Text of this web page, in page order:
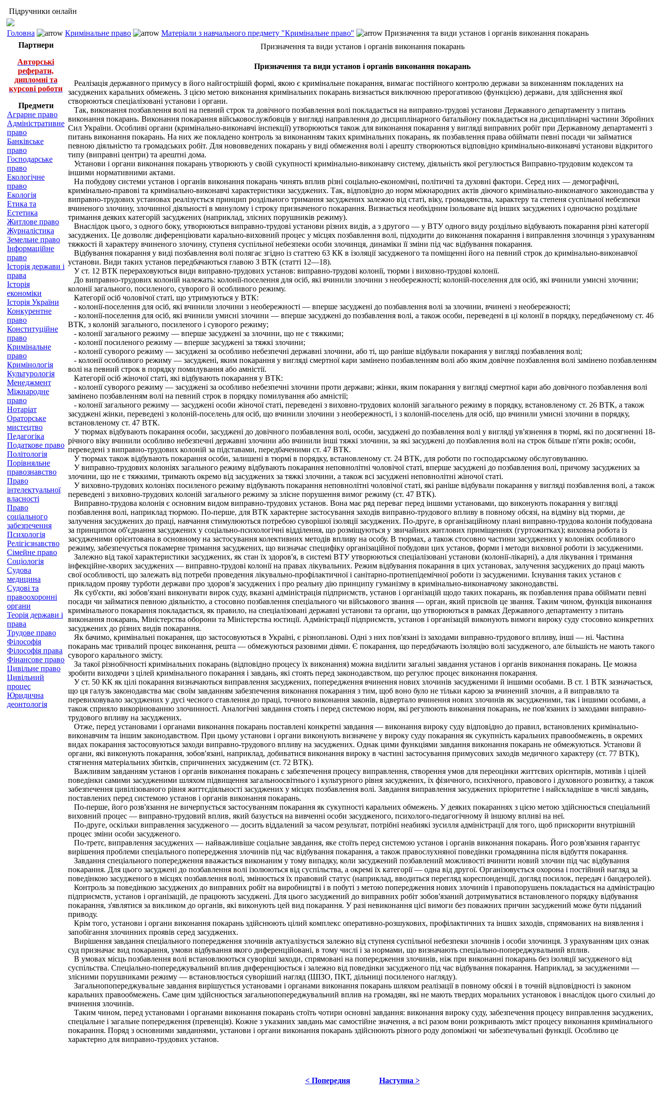
Підручники онлайн
Головна Кримінальне право Матеріали з навчального предмету "Кримінальне право"
Призначення та види установ і органів виконання покарань
Партнери
Авторські
реферати,
дипломні та
курсові роботи
Предмети
Аграрне право
Адміністративне
право
Банківське
право
Господарське
право
Екологічне
право
Екологія
Етика та
Естетика
Житлове право
Журналістика
Земельне право
Інформаційне
право
Історія держави і
права
Історія
економіки
Історія України
Конкурентне
право
Конституційне
право
Кримінальне
право
Кримінологія
Культурологія
Менеджмент
Міжнародне
право
Нотаріат
Ораторське
мистецтво
Педагогіка
Податкове право
Політологія
Порівняльне
правознавство
Право
інтелектуальної
власності
Право
соціального
забезпечення
Психологія
Релігієзнавство
Сімейне право
Соціологія
Судова
медицина
Судові та
правоохоронні
органи
Теорія держави і
права
Трудове право
Філософія
Філософія права
Фінансове право
Цивільне право
Цивільний
процес
Юридична
деонтологія
Призначення та види установ і органів виконання покарань
Призначення та види установ і органів виконання покарань
Реалізація державного примусу в його найгострішій формі, якою є кримінальне покарання, вимагає постійного контролю держави за виконанням покладених на
засуджених каральних обмежень. З цією метою виконання кримінальних покарань визнається виключною прерогативою (функцією) держави, для здійснення якої
створюються спеціалізовані установи і органи.
Так, виконання позбавлення волі на певний строк та довічного позбавлення волі покладається на виправно-трудові установи Державного департаменту з питань
виконання покарань. Виконання покарання військовослужбовців у вигляді направлення до дисциплінарного батальйону покладається на дисциплінарні частини Збройних
Сил України. Особливі органи (кримінально-виконавчі інспекції) утворюються також для виконання покарання у вигляді виправних робіт при Державному департаменті з
питань виконання покарань. На них же покладено контроль за виконанням таких кримінальних покарань, як позбавлення права обіймати певні посади чи займатися
певною діяльністю та громадських робіт. Для нововведених покарань у виді обмеження волі і арешту створюються відповідно кримінально-виконавчі установи відкритого
типу (виправні центри) та арештні дома.
Установи і органи виконання покарань утворюють у своїй сукупності кримінально-виконавчу систему, діяльність якої регулюється Виправно-трудовим кодексом та
іншими нормативними актами.
На побудову системи установ і органів виконання покарань чинять вплив різні соціально-економічні, політичні та духовні фактори. Серед них — демографічні,
кримінально-правові та кримінально-виконавчі характеристики засуджених. Так, відповідно до норм міжнародних актів діючого кримінально-виконавчого законодавства у
виправно-трудових установах реалізується принцип роздільного тримання засуджених залежно від статі, віку, громадянства, характеру та степеня суспільної небезпеки
вчиненого злочину, злочинної діяльності в минулому і строку призначеного покарання. Визнається необхідним ізольоване від інших засуджених і одночасно роздільне
тримання деяких категорій засуджених (наприклад, злісних порушників режиму).
Внаслідок цього, з одного боку, утворюються виправно-трудові установи різних видів, а з другого — у ВТУ одного виду роздільно відбувають покарання різні категорії
засуджених. Це дозволяє диференціювати карально-виховний процес у місцях позбавлення волі, підходити до виконання покарання і виправлення злочинця з урахуванням
тяжкості й характеру вчиненого злочину, ступеня суспільної небезпеки особи злочинця, динаміки її зміни під час відбування покарання.
Відбування покарання у виді позбавлення волі полягає згідно із статтею 63 КК в ізоляції засудженого та поміщенні його на певний строк до кримінально-виконавчої
установи. Види таких установ передбачаються главою З ВТК (статті 12—18).
У ст. 12 ВТК перераховуються види виправно-трудових установ: виправно-трудові колонії, тюрми і виховно-трудові колонії.
До виправно-трудових колоній належать: колонії-поселення для осіб, які вчинили злочини з необережності; колоній-поселення для осіб, які вчинили умисні злочини;
колонії загального, посиленого, суворого й особливого режиму.
Категорії осіб чоловічої статі, що утримуються у ВТК:
- колонії-поселення для осіб, які вчинили злочини з необережності — вперше засуджені до позбавлення волі за злочини, вчинені з необережності;
- колонії-поселення для осіб, які вчинили умисні злочини — вперше засуджені до позбавлення волі, а також особи, переведені в ці колонії в порядку, передбаченому ст. 46
ВТК, з колоній загального, посиленого і суворого режиму;
- колонії загального режиму — вперше засуджені за злочини, що не є тяжкими;
- колонії посиленого режиму — вперше засуджені за тяжкі злочини;
- колонії суворого режиму — засуджені за особливо небезпечні державні злочини, або ті, що раніше відбували покарання у вигляді позбавлення волі;
- колонії особливого режиму — засуджені, яким покарання у вигляді смертної кари замінено позбавленням волі або яким довічне позбавлення волі замінено позбавленням
волі на певний строк в порядку помилування або амністії.
Категорії осіб жіночої статі, які відбувають покарання у ВТК:
- колонії суворого режиму — засуджені за особливо небезпечні злочини проти держави; жінки, яким покарання у вигляді смертної кари або довічного позбавлення волі
замінено позбавленням волі на певний строк в порядку помилування або амністії;
- колонії загального режиму — засуджені особи жіночої статі, переведені з виховно-трудових колоній загального режиму в порядку, встановленому ст. 26 ВТК, а також
засуджені жінки, переведені з колоній-поселень для осіб, що вчинили злочини з необережності, і з колоній-поселень для осіб, що вчинили умисні злочини в порядку,
встановленому ст. 47 ВТК.
У тюрмах відбувають покарання особи, засуджені до довічного позбавлення волі, особи, засуджені до позбавлення волі у вигляді ув'язнення в тюрмі, які по досягненні 18-
річного віку вчинили особливо небезпечні державні злочини або вчинили інші тяжкі злочини, за які засуджені до позбавлення волі на строк більше п'яти років; особи,
переведені з виправно-трудових колоній за підставами, передбаченими ст. 47 ВТК.
У тюрмах також відбувають покарання особи, залишені в тюрмі в порядку, встановленому ст. 24 ВТК, для роботи по господарському обслуговуванню.
У виправно-трудових колоніях загального режиму відбувають покарання неповнолітні чоловічої статі, вперше засуджені до позбавлення волі, причому засуджених за
злочини, що не є тяжкими, тримають окремо від засуджених за тяжкі злочини, а також всі засуджені неповнолітні жіночої статі.
У виховно-трудових колоніях посиленого режиму відбувають покарання неповнолітні чоловічої статі, які раніше відбували покарання у вигляді позбавлення волі, а також
переведені з виховно-трудових колоній загального режиму за злісне порушення вимог режиму (ст. 47 ВТК).
Виправно-трудова колонія є основним видом виправно-трудових установ. Вона має ряд переваг перед іншими установами, що виконують покарання у вигляді
позбавлення волі, наприклад тюрмою. По-перше, для ВТК характерне застосування заходів виправно-трудового впливу в повному обсязі, на відміну від тюрми, де
залучення засуджених до праці, навчання стимулюються потребою суворішої ізоляції засуджених. По-друге, в організаційному плані виправно-трудова колонія побудована
за принципом об'єднання засуджених у соціально-психологічні відділення, що розміщуються у звичайних житлових приміщеннях (гуртожитках); виховна робота із
засудженими орієнтована в основному на застосування колективних методів впливу на особу. В тюрмах, а також стосовно частини засуджених у колоніях особливого
режиму, забезпечується покамерне тримання засуджених, що визначає специфіку організаційної побудови цих установ, форми і методи виховної роботи із засудженими.
Залежно від такої характеристики засуджених, як стан їх здоров'я, в системі ВТУ утворюються спеціалізовані установи (колонії-лікарні), а для лікування і тримання
інфекційне-хворих засуджених — виправно-трудові колонії на правах лікувальних. Режим відбування покарання в цих установах, залучення засуджених до праці мають
свої особливості, що залежать від потреби проведення лікувально-профілактичної і санітарно-протиепідемічної роботи із засудженими. Існування таких установ є
прикладом прояву турботи держави про здоров'я засуджених і про реальну дію принципу гуманізму в кримінально-виконавчому законодавстві.
Як суб'єкти, які зобов'язані виконувати вирок суду, вказані адміністрація підприємств, установ і організацій щодо таких покарань, як позбавлення права обіймати певні
посади чи займатися певною діяльністю, а стосовно позбавлення спеціального чи військового звання — орган, який присвоїв це звання. Таким чином, функція виконання
кримінального покарання покладається, як правило, на спеціалізовані державні установи та органи, що утворюються в рамках Державного департаменту з питань
виконання покарань, Міністерства оборони та Міністерства юстиції. Адміністрації підприємств, установ і організацій виконують вимоги вироку суду стосовно конкретних
засуджених до різних видів покарання.
Як бачимо, кримінальні покарання, що застосовуються в Україні, є різнопланові. Одні з них пов'язані із заходами виправно-трудового впливу, інші — ні. Частина
покарань має тривалий процес виконання, решта — обмежуються разовими діями. Є покарання, що передбачають ізоляцію волі засудженого, але більшість не мають такого
суворого карального змісту.
За такої різнобічності кримінальних покарань (відповідно процесу їх виконання) можна виділити загальні завдання установ і органів виконання покарань. Це можна
зробити виходячи з цілей кримінального покарання і завдань, які стоять перед законодавством, що регулює процес виконання покарання.
У ст. 50 КК як цілі покарання визначаються виправлення засуджених, попередження вчинення нових злочинів засудженими й іншими особами. В ст. 1 ВТК зазначається,
що ця галузь законодавства має своїм завданням забезпечення виконання покарання з тим, щоб воно було не тільки карою за вчинений злочин, а й виправляло та
перевиховувало засуджених у дусі чесного ставлення до праці, точного виконання законів, відвертало вчинення нових злочинів як засудженими, так і іншими особами, а
також сприяло викорінюванню злочинності. Аналогічні завдання стоять і перед системою норм, які регулюють виконання покарань, не пов'язаних із заходами виправно-
трудового впливу на засуджених.
Отже, перед установами і органами виконання покарань поставлені конкретні завдання — виконання вироку суду відповідно до правил, встановлених кримінально-
виконавчим та іншим законодавством. При цьому установи і органи виконують визначене у вироку суду покарання як сукупність каральних правообмежень, в окремих
видах покарання застосовуються заходи виправно-трудового впливу на засуджених. Однак цими функціями завдання виконання покарань не обмежуються. Установи й
органи, які виконують покарання, зобов'язані, наприклад, добиватися виконання вироку в частині застосування примусових заходів медичного характеру (ст. 77 ВТК),
стягнення матеріальних збитків, спричинених засудженим (ст. 72 ВТК).
Важливим завданням установ і органів виконання покарань є забезпечення процесу виправлення, створення умов для переоцінки життєвих орієнтирів, мотивів і цілей
поведінки самими засудженими шляхом підвищення загальноосвітнього і культурного рівня засуджених, їх фізичного, психічного, правового і духовного розвитку, а також
забезпечення цивілізованого рівня життєдіяльності засуджених у місцях позбавлення волі. Завдання виправлення засуджених пріоритетне і найскладніше в числі завдань,
поставлених перед системою установ і органів виконання покарань.
По-перше, його розв'язання не вичерпується застосуванням покарання як сукупності каральних обмежень. У деяких покараннях з цією метою здійснюється спеціальний
виховний процес — виправно-трудовий вплив, який базується на вивченні особи засудженого, психолого-педагогічному й іншому впливі на неї.
По-друге, оскільки виправлення засудженого — досить віддалений за часом результат, потрібні неабиякі зусилля адміністрації для того, щоб прискорити внутрішній
процес зміни особи засудженого.
По-третє, виправлення засуджених — найважливіше соціальне завдання, яке стоїть перед системою установ і органів виконання покарань. Його розв'язання гарантує
вирішення проблеми спеціального попередження злочинів під час відбування покарання, а також правослухняної поведінки громадянина після відбуття покарання.
Завдання спеціального попередження вважається виконаним у тому випадку, коли засуджений позбавлений можливості вчинити новий злочин під час відбування
покарання. Для цього засуджені до позбавлення волі ізолюються від суспільства, а окремі їх категорії — одна від другої. Організовується охорона і постійний нагляд за
поведінкою засудженого в місцях позбавлення волі, змінюється їх правовий статус (наприклад, вводиться перегляд кореспонденції, догляд посилок, передач і бандеролей).
Контроль за поведінкою засуджених до виправних робіт на виробництві і в побуті з метою попередження нових злочинів і правопорушень покладається на адміністрацію
підприємств, установ і організацій, де працюють засуджені. Для цього засуджений до виправних робіт зобов'язаний дотримуватися встановленого порядку відбування
покарання, з'являтися за викликом до органів, які виконують цей вид покарання. У разі невиконання цієї вимоги без поважних причин засуджений може бути підданий
приводу.
Крім того, установи і органи виконання покарань здійснюють цілий комплекс оперативно-розшукових, профілактичних та інших заходів, спрямованих на виявлення і
запобігання злочинних проявів серед засуджених.
Вирішення завдання спеціального попередження злочинів актуалізується залежно від ступеня суспільної небезпеки злочинів і особи злочинця. З урахуванням цих ознак
суд призначає вид покарання, умови відбування якого диференційовані, в тому числі і за нормами, що визначають спеціально-попереджувальний вплив.
В умовах місць позбавлення волі встановлюються суворіші заходи, спрямовані на попередження злочинів, ніж при виконанні покарань без ізоляції засудженого від
суспільства. Спеціально-попереджувальний вплив диференціюється і залежно від поведінки засудженого під час відбування покарання. Наприклад, за засудженими —
злісними порушниками режиму — встановлюється суворіший нагляд (ШІЗО, ПКТ, дільниці посиленого нагляду).
Загальнопопереджувальне завдання вирішується установами і органами виконання покарань шляхом реалізації в повному обсязі і в точній відповідності із законом
каральних правообмежень. Саме цим здійснюється загальнопопереджувальний вплив на громадян, які не мають твердих моральних установок і внаслідок цього схильні до
вчинення злочинів.
Таким чином, перед установами і органами виконання покарань стоїть чотири основні завдання: виконання вироку суду, забезпечення процесу виправлення засуджених,
спеціальне і загальне попередження (превенція). Кожне з указаних завдань має самостійне значення, а всі разом вони розкривають зміст процесу виконання кримінального
покарання. Поряд з основними завданнями, установи і органи виконання покарань здійснюють різного роду допоміжні чи забезпечувальні функції. Особливо це
характерно для виправно-трудових установ.
< Попередня Наступна >